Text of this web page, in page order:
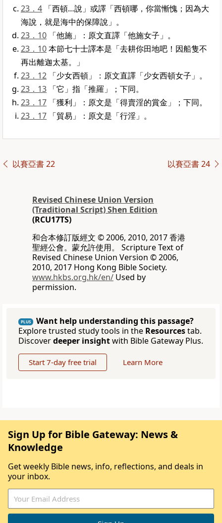
23．4 「西頓…說」或譯「西頓哪，你當慚愧；因為大
海說，就是海中的保障說」。
23．10 「他施」：原文直譯「他施女子」。
23．10本節七十士譯本是「去耕你田地吧！因船隻不
再出離迦太基。」
23．12 「少女西頓」：原文直譯「少女西頓女子」。
23．13 「它」指「推羅」；下同。
23．17 「獲利」：原文是「得賣淫的賞金」；下同。
23．17 「貿易」：原文是「行淫」。
以賽亞書 22 以賽亞書 24
Revised Chinese Union Version
(Traditional Script) Shen Edition
(RCU17TS)
和合本修訂版經文 © 2006, 2010, 2017 香港
聖經公會。蒙允許使用。 Scripture Text of
Revised Chinese Union Version © 2006,
2010, 2017 Hong Kong Bible Society.
www.hkbs.org.hk/en/ Used by
permission.
PLUS
Want help understanding this passage?
Explore trusted study tools in the Resourcestab.
Discoverdeeper insightwith Bible Gateway Plus.
Start 7-day free trial Learn More
Sign Up for Bible Gateway: News &
Knowledge
Get weekly Bible news, info, reflections, and deals in
your inbox.